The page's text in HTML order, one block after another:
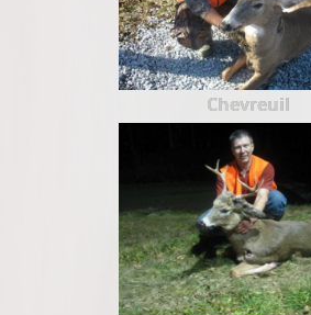
Chevreuil